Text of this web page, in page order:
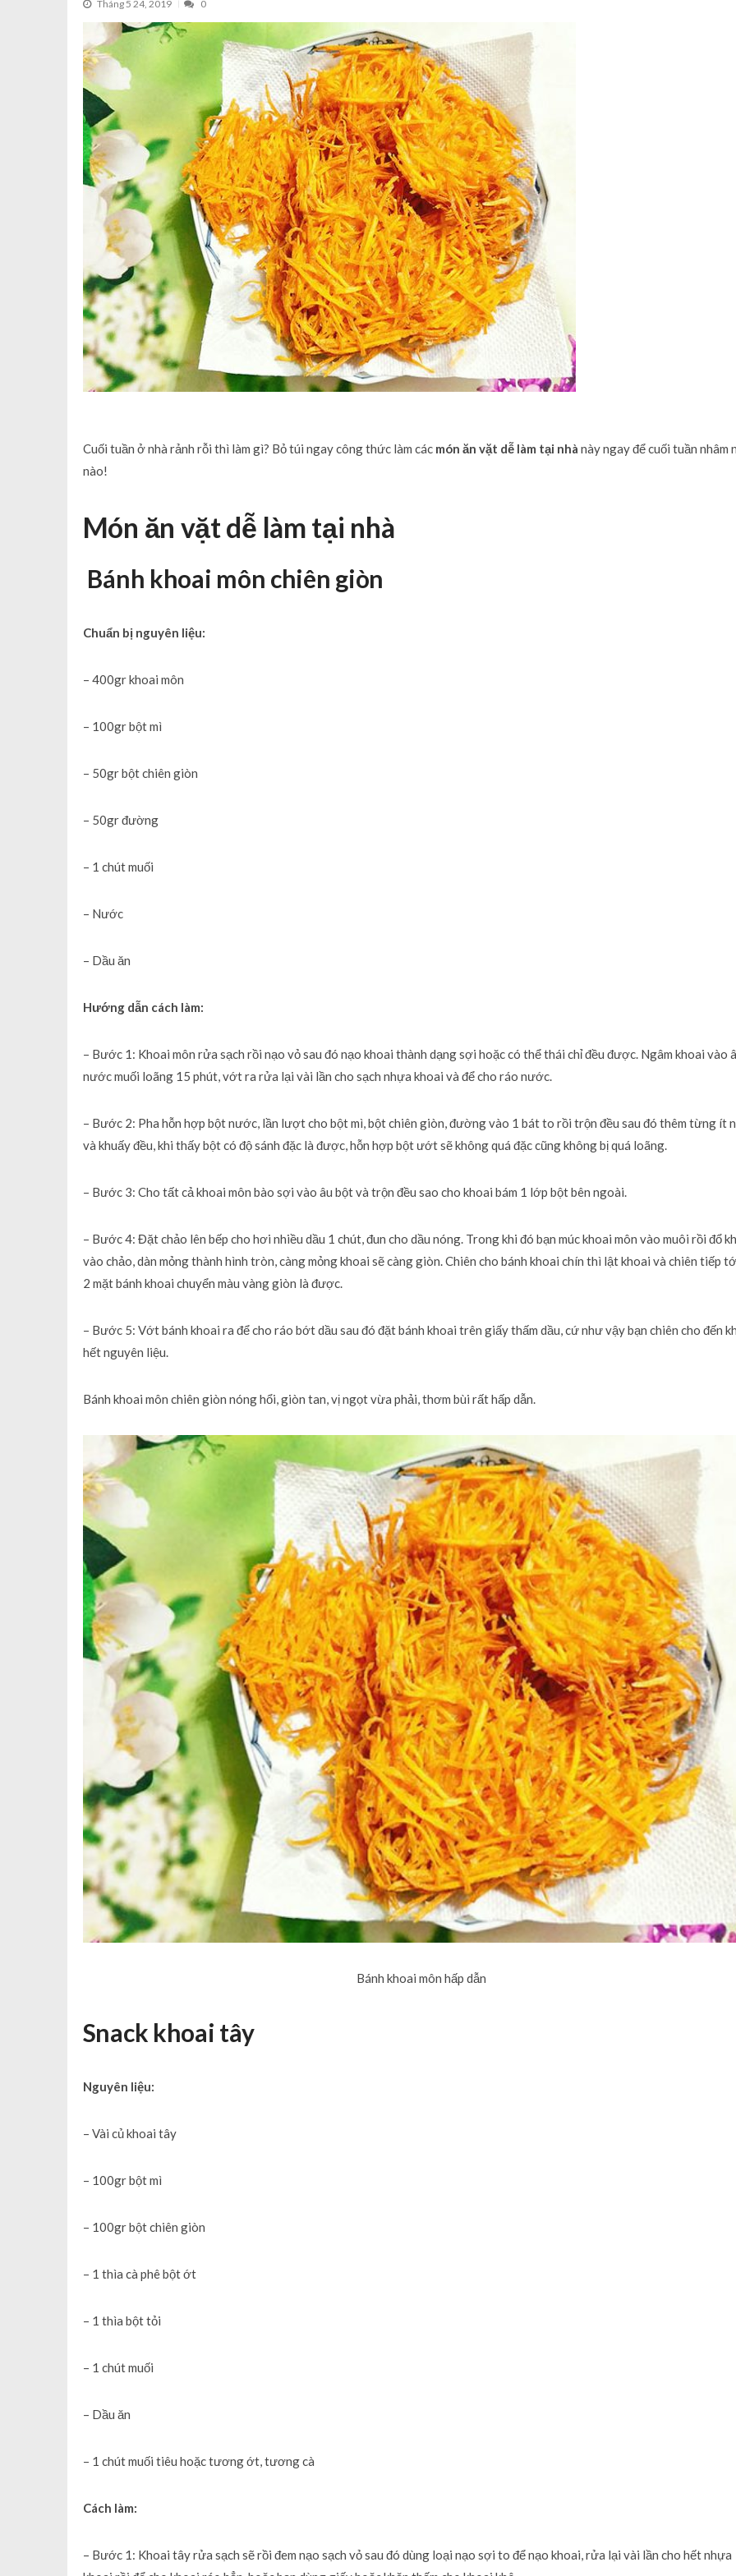
Tháng 5 24, 2019 0
Cuối tuần ở nhà rảnh rỗi thì làm gì? Bỏ túi ngay công thức làm các món ăn vặt dễ làm tại nhà này ngay để cuối tuần nhâm
nào!
Món ăn vặt dễ làm tại nhà
Bánh khoai môn chiên giòn
Chuẩn bị nguyên liệu:
– 400gr khoai môn
– 100gr bột mì
– 50gr bột chiên giòn
– 50gr đường
– 1 chút muối
– Nước
– Dầu ăn
Hướng dẫn cách làm:
– Bước 1: Khoai môn rửa sạch rồi nạo vỏ sau đó nạo khoai thành dạng sợi hoặc có thể thái chỉ đều được. Ngâm khoai vào
nước muối loãng 15 phút, vớt ra rửa lại vài lần cho sạch nhựa khoai và để cho ráo nước.
– Bước 2: Pha hỗn hợp bột nước, lần lượt cho bột mì, bột chiên giòn, đường vào 1 bát to rồi trộn đều sau đó thêm từng ít
và khuấy đều, khi thấy bột có độ sánh đặc là được, hỗn hợp bột ướt sẽ không quá đặc cũng không bị quá loãng.
– Bước 3: Cho tất cả khoai môn bào sợi vào âu bột và trộn đều sao cho khoai bám 1 lớp bột bên ngoài.
– Bước 4: Đặt chảo lên bếp cho hơi nhiều dầu 1 chút, đun cho dầu nóng. Trong khi đó bạn múc khoai môn vào muôi rồi đổ
vào chảo, dàn mỏng thành hình tròn, càng mỏng khoai sẽ càng giòn. Chiên cho bánh khoai chín thì lật khoai và chiên tiếp
2 mặt bánh khoai chuyển màu vàng giòn là được.
– Bước 5: Vớt bánh khoai ra để cho ráo bớt dầu sau đó đặt bánh khoai trên giấy thấm dầu, cứ như vậy bạn chiên cho đến
hết nguyên liệu.
Bánh khoai môn chiên giòn nóng hổi, giòn tan, vị ngọt vừa phải, thơm bùi rất hấp dẫn.
Bánh khoai môn hấp dẫn
Snack khoai tây
Nguyên liệu:
– Vài củ khoai tây
– 100gr bột mì
– 100gr bột chiên giòn
– 1 thìa cà phê bột ớt
– 1 thìa bột tỏi
– 1 chút muối
– Dầu ăn
– 1 chút muối tiêu hoặc tương ớt, tương cà
Cách làm:
– Bước 1: Khoai tây rửa sạch sẽ rồi đem nạo sạch vỏ sau đó dùng loại nạo sợi to để nạo khoai, rửa lại vài lần cho hết nhựa